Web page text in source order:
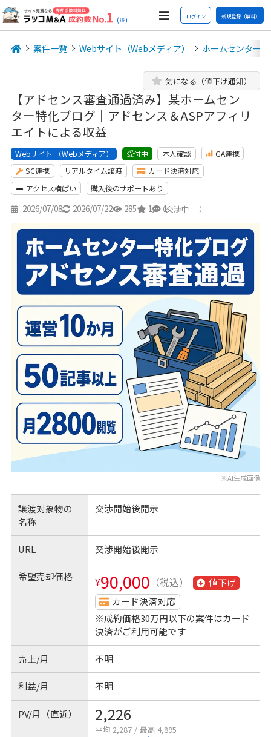
(※) ログイン 新規登録（無料）
案件一覧 Webサイト（Webメディア） ホームセンター
【アドセンス審査通過済み】某ホームセン
ター特化ブログ｜アドセンス＆ASPアフィリ
エイトによる収益
気になる（値下げ通知）
Webサイト （Webメディア） 受付中 本人確認
GA連携
SC連携
リアルタイム譲渡
カード決済対応
アクセス横ばい
購入後のサポートあり
2026/07/08 2026/07/22 285 1 1
（交渉中 : - ）
※AI生成画像
譲渡対象物の
名称
交渉開始後開示
URL 交渉開始後開示
希望売却価格 ¥90,000 （税込）
値下げ
カード決済対応
※成約価格30万円以下の案件はカード
決済がご利用可能です
売上/月 不明
利益/月 不明
PV/月（直近） 2,226
平均 2,287 / 最高 4,895